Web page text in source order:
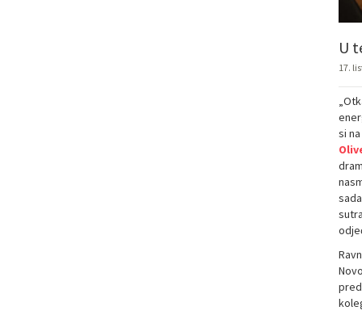
U
17.
si